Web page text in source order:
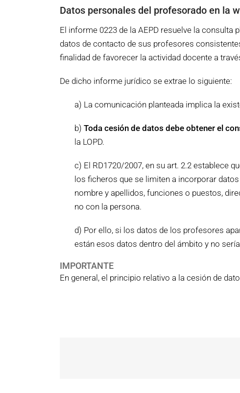
Datos personales del profesorado en la
El informe 0223 de la AEPD resuelve la consulta
datos de contacto de sus profesores
finalidad de favorecer la actividad docente a
De dicho informe jurídico se extrae lo siguiente:
a) La comunicación planteada implica la
b) Toda cesión de datos debe obtener el
la LOPD.
c) El RD1720/2007, en su art. 2.2 establece
los ficheros que se limiten a incorporar
nombre y apellidos, funciones o puestos,
no con la persona.
d) Por ello, si los datos de los profesores
están esos datos dentro del ámbito y no
IMPORTANTE
En general, el principio relativo a la cesión de